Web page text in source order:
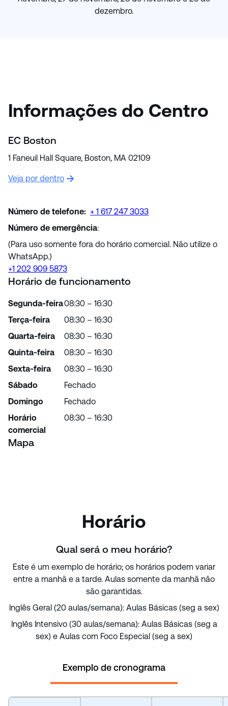
dezembro.
Informações do Centro
EC Boston
1 Faneuil Hall Square, Boston, MA 02109
Veja por dentro
Número de telefone: + 1 617 247 3033
Número de emergência:
(Para uso somente fora do horário comercial. Não utilize o
WhatsApp.)
+1 202 909 5873
Horário de funcionamento
Segunda-feira
Terça-feira
Quarta-feira
Quinta-feira
Sexta-feira
Sábado
Domingo
Horário
comercial
08:30 – 16:30
08:30 – 16:30
08:30 – 16:30
08:30 – 16:30
08:30 – 16:30
Fechado
Fechado
08:30 – 16:30
Mapa
Horário
Qual será o meu horário?
Este é um exemplo de horário; os horários podem variar
entre a manhã e a tarde. Aulas somente da manhã não
são garantidas.
Inglês Geral (20 aulas/semana): Aulas Básicas (seg a sex)
Inglês Intensivo (30 aulas/semana): Aulas Básicas (seg a
sex) e Aulas com Foco Especial (seg a sex)
Exemplo de cronograma